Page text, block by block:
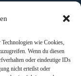
wie Cookies,
Wenn du diesen
oder eindeutige IDs
nicht erteilst oder